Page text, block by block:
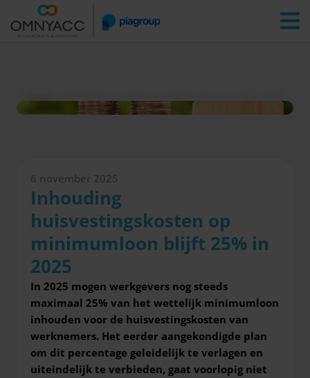
Vestigingen Zoeken
6 november 2025
Inhouding
huisvestingskosten op
minimumloon blijft 25% in
2025
In 2025 mogen werkgevers nog steeds
maximaal 25% van het wettelijk minimumloon
inhouden voor de huisvestingskosten van
werknemers. Het eerder aangekondigde plan
om dit percentage geleidelijk te verlagen en
uiteindelijk te verbieden, gaat voorlopig niet